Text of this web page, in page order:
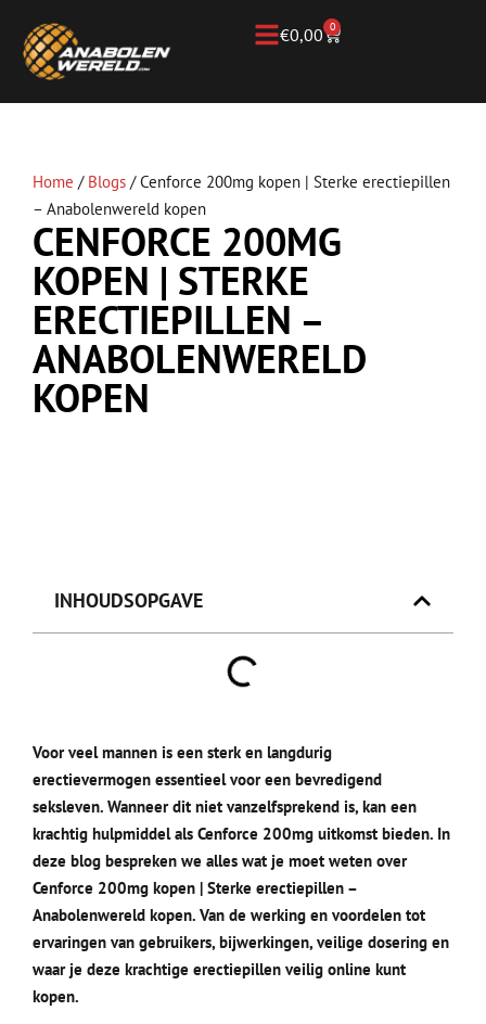
€0,00 0
Home / Blogs /Cenforce 200mg kopen | Sterke erectiepillen
– Anabolenwereld kopen
CENFORCE 200MG
KOPEN | STERKE
ERECTIEPILLEN –
ANABOLENWERELD
KOPEN
INHOUDSOPGAVE
Voor veel mannen is een sterk en langdurig
erectievermogen essentieel voor een bevredigend
seksleven. Wanneer dit niet vanzelfsprekend is, kan een
krachtig hulpmiddel als Cenforce 200mg uitkomst bieden. In
deze blog bespreken we alles wat je moet weten over
Cenforce 200mg kopen | Sterke erectiepillen –
Anabolenwereld kopen. Van de werking en voordelen tot
ervaringen van gebruikers, bijwerkingen, veilige dosering en
waar je deze krachtige erectiepillen veilig online kunt
kopen.